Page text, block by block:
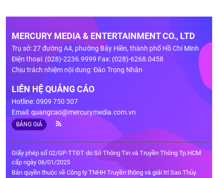
MERCURY MEDIA & ENTERTAINMENT CO., LTD
Trụ sở: 27 đường A4, phường Bảy Hiền, thành phố Hồ Chí Minh
Điện thoại: (028)-2236.9999 Fax: (028)-6268.0458
Chịu trách nhiệm nội dung: Đào Trọng Nhân
LIÊN HỆ QUẢNG CÁO
Hotline: 0909 750 307
Email:quangcao@mercurymedia.com.vn
BẢNG GIÁ
Giấy phép số 02/GP-TTĐT do Sở Thông Tin và Truyền Thông Tp.HCM
cấp ngày 06/01/2025
Bản quyền thuộc về Công ty TNHH Truyền thông và giải trí Sao Thủy.